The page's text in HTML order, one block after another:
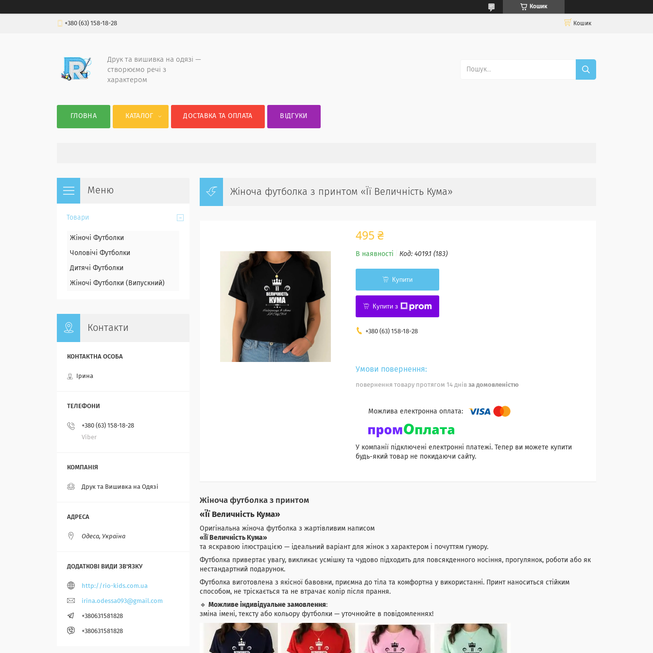
Кошик
+380 (63) 158-18-28 Кошик
Друк та вишивка на одязі —
створюємо речі з
характером
ГЛОВНА КАТАЛОГ ДОСТАВКА ТА ОПЛАТА ВІДГУКИ
Жіноча футболка з принтом «Її Величність Кума»
495 ₴
В наявності Код: 4019.1 (183)
Купити
Купити з
+380 (63) 158-18-28
повернення товару протягом 14 днів за домовленістю
У компанії підключені електронні платежі. Тепер ви можете купити
будь-який товар не покидаючи сайту.
Жіноча футболка з принтом
«Її Величність Кума»
Оригінальна жіноча футболка з жартівливим написом
«Її Величність Кума»
та яскравою ілюстрацією — ідеальний варіант для жінок з характером і почуттям гумору.
Футболка привертає увагу, викликає усмішку та чудово підходить для повсякденного носіння, прогулянок, роботи або як
нестандартний подарунок.
Футболка виготовлена з якісної бавовни, приємна до тіла та комфортна у використанні. Принт наноситься стійким
способом, не тріскається та не втрачає колір після прання.
🔹 Можливе індивідуальне замовлення:
зміна імені, тексту або кольору футболки — уточнюйте в повідомленнях!
Товари
Жіночі Футболки
Чоловічі Футболки
Дитячі Футболки
Жіночі Футболки (Випускний)
Контакти
Ірина
+380 (63) 158-18-28
Viber
Друк та Вишивка на Одязі
Одеса, Україна
http://rio-kids.com.ua
irina.odessa093@gmail.com
+380631581828
+380631581828